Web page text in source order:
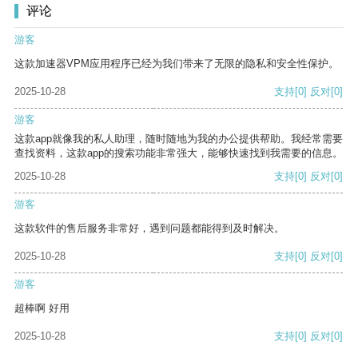
评论
游客
这款加速器VPM应用程序已经为我们带来了无限的隐私和安全性保护。
2025-10-28 支持[0] 反对[0]
游客
这款app就像我的私人助理，随时随地为我的办公提供帮助。我经常需要
查找资料，这款app的搜索功能非常强大，能够快速找到我需要的信息。
2025-10-28
支持[0] 反对[0]
游客
这款软件的售后服务非常好，遇到问题都能得到及时解决。
2025-10-28 支持[0] 反对[0]
游客
超棒啊 好用
2025-10-28 支持[0] 反对[0]